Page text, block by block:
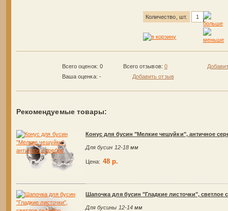
Количество, шт.
Всего оценок: 0
Ваша оценка: -
Всего отзывов: 0
Добавить отзыв
Рекомендуемые товары:
Конус для бусин "Мелкие чешуйки", античное
Для бусин 12-18 мм
Цена: 48 р.
Шапочка для бусин "Гладкие листочки", светлое
Для бусины 12-14 мм